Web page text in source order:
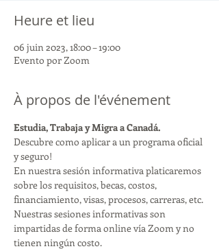
Heure et lieu
06 juin 2023, 18:00 – 19:00
Evento por Zoom
À propos de l'événement
Estudia, Trabaja y Migra a Canadá.
Descubre como aplicar a un programa oficial
y seguro!
En nuestra sesión informativa platicaremos
sobre los requisitos, becas, costos,
financiamiento, visas, procesos, carreras, etc.
Nuestras sesiones informativas son
impartidas de forma online vía Zoom y no
tienen ningún costo.